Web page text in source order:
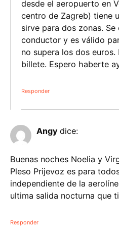
desde el aeropuerto en
centro de Zagreb) tiene
sirve para dos zonas.
conductor y es válido
no supera los dos
billete. Espero haberte
Responder
Angy dice:
Buenas noches Noelia y
Pleso Prijevoz es para
independiente de la
ultima salida nocturna que
Responder